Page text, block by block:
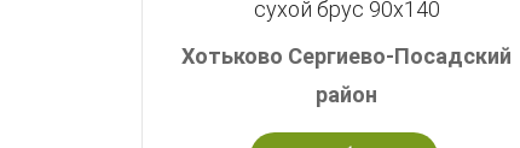
сухой брус 90х140
Хотьково Сергиево-Посадский
район